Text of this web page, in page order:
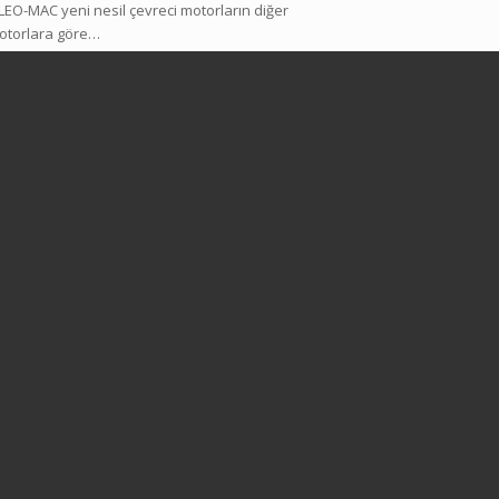
MAC yeni nesil çevreci motorların diğer
göre…